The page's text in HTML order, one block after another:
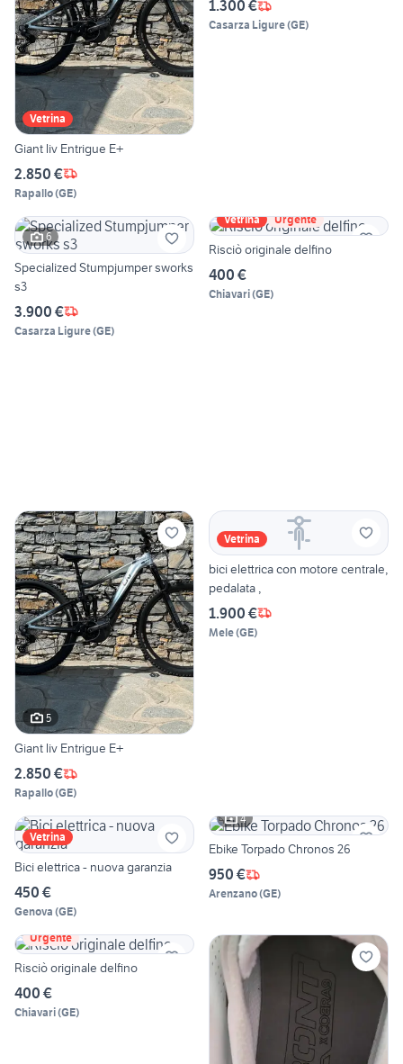
Vetrina
Giant liv Entrigue E+
2.850 €
Rapallo(GE)
1.300 €
Casarza Ligure(GE)
6
Specialized Stumpjumper sworks
s3
3.900 €
Casarza Ligure(GE)
Vetrina Urgente
Risciò originale delfino
400 €
Chiavari(GE)
5
Giant liv Entrigue E+
2.850 €
Rapallo(GE)
Vetrina
bici elettrica con motore centrale,
pedalata ,
1.900 €
Mele(GE)
Vetrina
Bici elettrica - nuova garanzia
450 €
Genova (GE)
4
Ebike Torpado Chronos 26
950 €
Arenzano(GE)
Urgente
Risciò originale delfino
400 €
Chiavari(GE)